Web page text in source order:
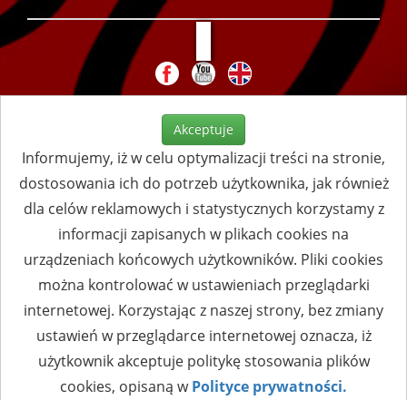
Akceptuje
Informujemy, iż w celu optymalizacji treści na stronie,
dostosowania ich do potrzeb użytkownika, jak również
dla celów reklamowych i statystycznych korzystamy z
informacji zapisanych w plikach cookies na
urządzeniach końcowych użytkowników. Pliki cookies
można kontrolować w ustawieniach przeglądarki
internetowej. Korzystając z naszej strony, bez zmiany
ustawień w przeglądarce internetowej oznacza, iż
użytkownik akceptuje politykę stosowania plików
cookies, opisaną wPolityce prywatności.